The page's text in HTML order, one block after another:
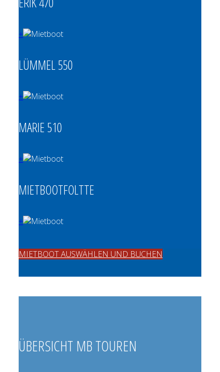
+
LÜMMEL 550
+
MARIE 510
+
MIETBOOTFOLTTE
+
MIETBOOT AUSWÄHLEN UND BUCHEN
ÜBERSICHT MB TOUREN